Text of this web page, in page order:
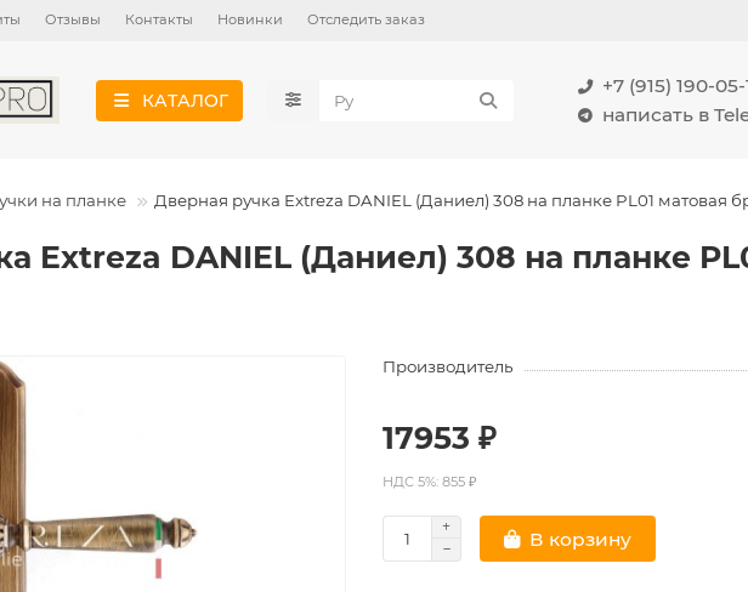
Отзывы Контакты Новинки Отследить заказ
КАТАЛОГ
+7 (915) 190-05-
написать в
на планке Дверная ручка Extreza DANIEL (Даниел) 308 на планке PL01 матовая
Extreza DANIEL (Даниел) 308 на планке
Производитель
17953 ₽
НДС 5%: 855 ₽
В корзину